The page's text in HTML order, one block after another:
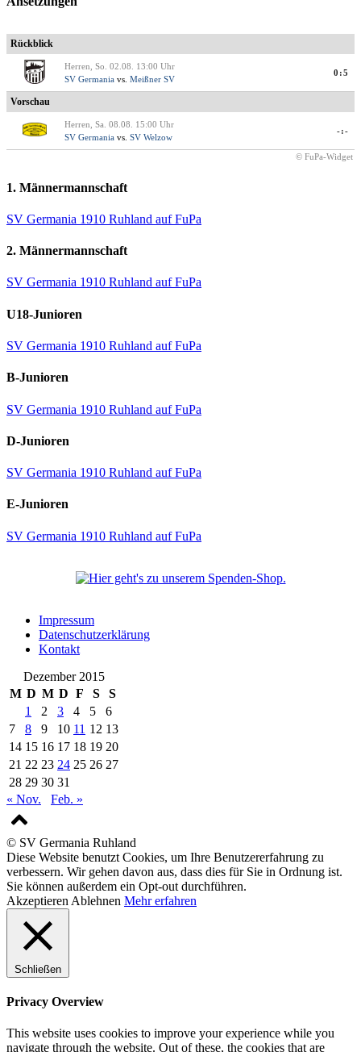
Rückblick
Herren, So. 02.08. 13:00 Uhr
SV Germania vs. Meißner SV
0:5
Vorschau
Herren, Sa. 08.08. 15:00 Uhr
SV Germania vs. SV Welzow
-:-
© FuPa-Widget
1. Männermannschaft
SV Germania 1910 Ruhland auf FuPa
2. Männermannschaft
SV Germania 1910 Ruhland auf FuPa
U18-Junioren
SV Germania 1910 Ruhland auf FuPa
B-Junioren
SV Germania 1910 Ruhland auf FuPa
D-Junioren
SV Germania 1910 Ruhland auf FuPa
E-Junioren
SV Germania 1910 Ruhland auf FuPa
Impressum
Datenschutzerklärung
Kontakt
Dezember 2015
M D M D F S
S
1
2 3 4 5
6
7
8 9 10 11 12 13
14 15 16 17 18 19 20
21 22 23 24 25 26 27
28 29 30 31
« Nov.
Feb. »
© SV Germania Ruhland
Diese Website benutzt Cookies, um Ihre Benutzererfahrung zu
verbessern. Wir gehen davon aus, dass dies für Sie in Ordnung ist.
Sie können außerdem ein Opt-out durchführen.
Akzeptieren Ablehnen Mehr erfahren
Schließen
Privacy Overview
This website uses cookies to improve your experience while you
navigate through the website. Out of these, the cookies that are